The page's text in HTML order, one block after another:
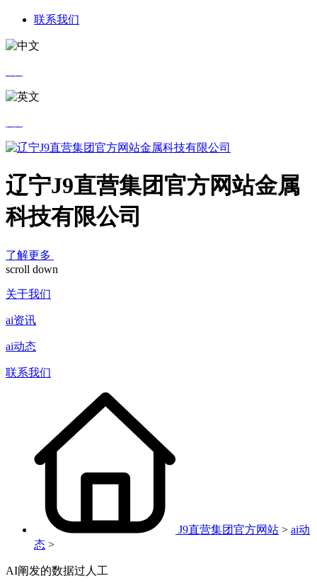
联系我们
辽宁J9直营集团官方网站金属
科技有限公司
了解更多
scroll down
关于我们
ai资讯
ai动态
联系我们
J9直营集团官方网站 > ai动
态 >
AI阐发的数据过人工